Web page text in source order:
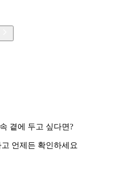
곁에 두고 싶다면?
언제든 확인하세요